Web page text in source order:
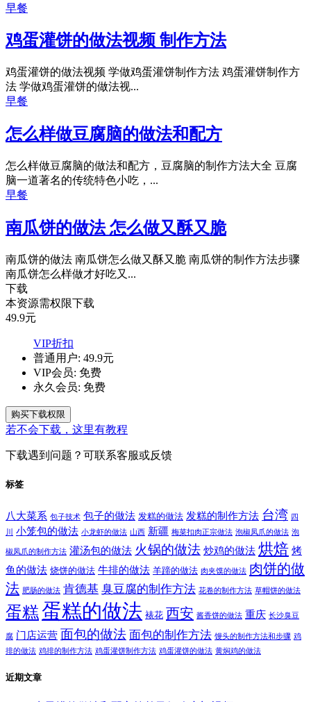
早餐
鸡蛋灌饼的做法视频 制作方法
鸡蛋灌饼的做法视频 学做鸡蛋灌饼制作方法 鸡蛋灌饼制作方
法 学做鸡蛋灌饼的做法视...
早餐
怎么样做豆腐脑的做法和配方
怎么样做豆腐脑的做法和配方，豆腐脑的制作方法大全 豆腐
脑一道著名的传统特色小吃，...
早餐
南瓜饼的做法 怎么做又酥又脆
南瓜饼的做法 南瓜饼怎么做又酥又脆 南瓜饼的制作方法步骤
南瓜饼怎么样做才好吃又...
下载
本资源需权限下载
49.9元
VIP折扣
普通用户: 49.9元
VIP会员: 免费
永久会员: 免费
购买下载权限
若不会下载，这里有教程
下载遇到问题？可联系客服或反馈
标签
八大菜系 包子技术 包子的做法 发糕的做法 发糕的制作方法 台湾 四
川
小笼包的做法 小龙虾的做法 山西 新疆 梅菜扣肉正宗做法 泡椒凤爪的做法 泡
椒凤爪的制作方法 灌汤包的做法 火锅的做法 炒鸡的做法 烘焙 烤
鱼的做法 烧饼的做法 牛排的做法 羊蹄的做法 肉夹馍的做法 肉饼的做
法 肥肠的做法 肯德基 臭豆腐的制作方法 花卷的制作方法 草帽饼的做法
蛋糕 蛋糕的做法 裱花 西安 酱香饼的做法 重庆 长沙臭豆
腐 门店运营 面包的做法 面包的制作方法 馒头的制作方法和步骤 鸡
排的做法 鸡排的制作方法 鸡蛋灌饼制作方法 鸡蛋灌饼的做法 黄焖鸡的做法
近期文章